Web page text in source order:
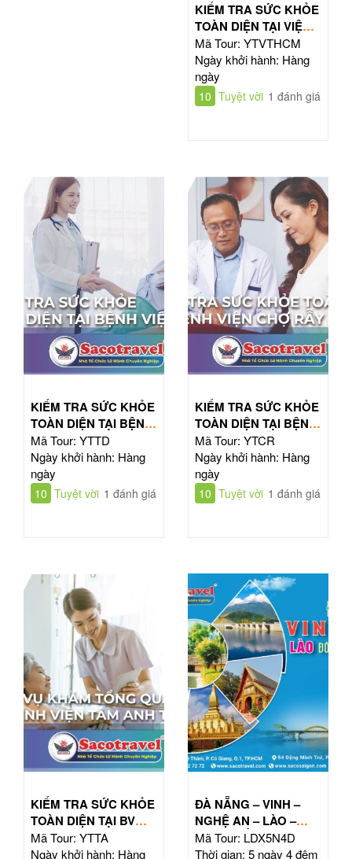
KIỂM TRA SỨC KHỎE
TOÀN DIỆN TẠI VIỆN
TIM HỒ CHÍ MINH
Mã Tour: YTVTHCM
Ngày khởi hành: Hàng
ngày
10 Tuyệt vời 1 đánh giá
KIỂM TRA SỨC KHỎE
TOÀN DIỆN TẠI BỆNH
VIỆN TỪ DŨ
Mã Tour: YTTD
Ngày khởi hành: Hàng
ngày
10 Tuyệt vời 1 đánh giá
KIỂM TRA SỨC KHỎE
TOÀN DIỆN TẠI BỆNH
VIỆN CHỢ RẪY
Mã Tour: YTCR
Ngày khởi hành: Hàng
ngày
10 Tuyệt vời 1 đánh giá
KIỂM TRA SỨC KHỎE
TOÀN DIỆN TẠI BV
TÂM ANH HỒ CHÍ
MINH
Mã Tour: YTTA
Ngày khởi hành: Hàng
ĐÀ NẴNG – VINH –
NGHỆ AN – LÀO –
ĐÔNG BẮC THÁI LAN
| TOUR 5N4Đ
Mã Tour: LDX5N4D
Thời gian: 5 ngày 4 đêm